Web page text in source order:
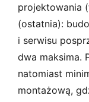
projektowania
(ostatnia):
i serwisu
dwa maksima.
natomiast
montażową,